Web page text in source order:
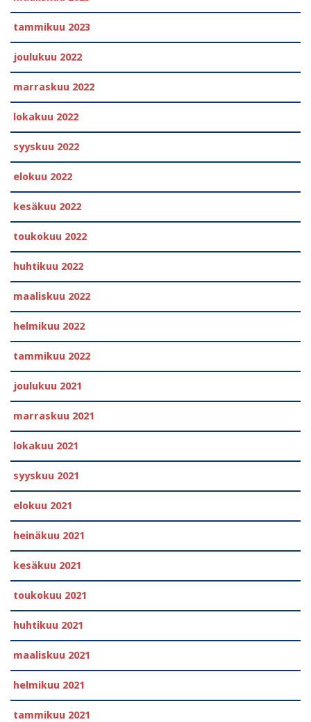
tammikuu 2023
joulukuu 2022
marraskuu 2022
lokakuu 2022
syyskuu 2022
elokuu 2022
kesäkuu 2022
toukokuu 2022
huhtikuu 2022
maaliskuu 2022
helmikuu 2022
tammikuu 2022
joulukuu 2021
marraskuu 2021
lokakuu 2021
syyskuu 2021
elokuu 2021
heinäkuu 2021
kesäkuu 2021
toukokuu 2021
huhtikuu 2021
maaliskuu 2021
helmikuu 2021
tammikuu 2021